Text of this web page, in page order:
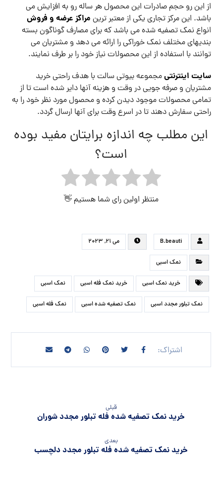
از این رو حجم صادرات این محصول هر ساله رو به افزایش می
باشد. این مرکز تجاری یکی از معتبر ترین مراکز عرضه و فروش
انواع نمک تصفیه شده می باشد که برای مصارف گوناگون بسته
بندیهای مختلف نمک خوراکی را ارائه می دهد و مشتریان می
توانند با استفاده از این محصولات نیاز خود را بر طرف نمایند.
سایت اینترنتیمجموعه بیوتی سالت با هدف راحتی خرید
مشتریان و صرفه جویی در وقت و هزینه آنها دایر شده است تا از
تمامی محصولات موجود دیدن کرده و محصول مورد نظر خود را به
راحتی سفارش دهند تا در اسرع وقت برای آنها ارسال گردد.
این مطلب چه اندازه برایتان مفید بوده
است؟
منتظر اولین رای شما هستیم 👋
B.beauti می ۲۱, ۲۰۲۳
نمک اسبی
خرید نمک اسبی خرید نمک فله اسبی نمک اسبی
نمک تبلور مجدد اسبی نمک تصفیه شده اسبی نمک فله اسبی
قبلی
خرید نمک تصفیه شده فله تبلور مجدد شوران
بعدی
خرید نمک تصفیه شده فله تبلور مجدد دلچسب